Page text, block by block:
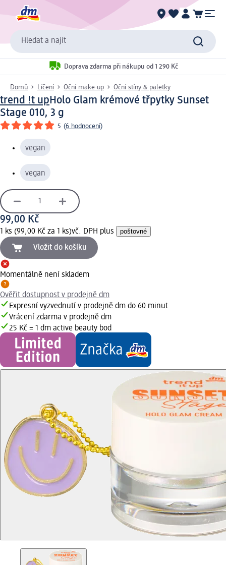
Hledat a najít
Doprava zdarma při nákupu od 1 290 Kč
Domů Líčení Oční make-up Oční stíny & paletky
trend !t up Holo Glam krémové třpytky Sunset
Stage 010, 3 g
5 (6 hodnocení)
vegan
vegan
99,00 Kč
1 ks (99,00 Kč za 1 ks)vč. DPH plus poštovné
Vložit do košíku
Momentálně není skladem
Ověřit dostupnost v prodejně dm
Expresní vyzvednutí v prodejně dm do 60 minut
Vrácení zdarma v prodejně dm
25 Kč = 1 dm active beauty bod